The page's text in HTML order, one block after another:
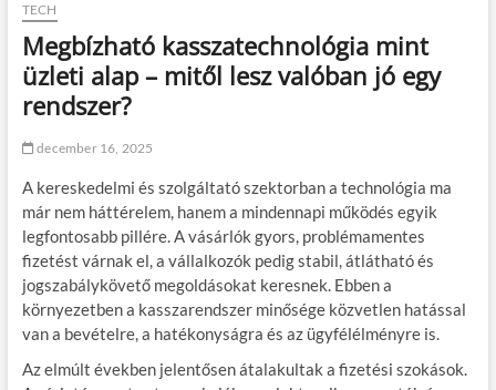
TECH
Megbízható kasszatechnológia mint
üzleti alap – mitől lesz valóban jó egy
rendszer?
december 16, 2025
A kereskedelmi és szolgáltató szektorban a technológia ma
már nem háttérelem, hanem a mindennapi működés egyik
legfontosabb pillére. A vásárlók gyors, problémamentes
fizetést várnak el, a vállalkozók pedig stabil, átlátható és
jogszabálykövető megoldásokat keresnek. Ebben a
környezetben a kasszarendszer minősége közvetlen hatással
van a bevételre, a hatékonyságra és az ügyfélélményre is.
Az elmúlt években jelentősen átalakultak a fizetési szokások.